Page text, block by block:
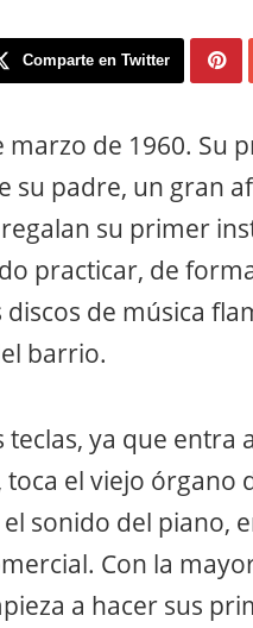
Comparte en Twitter
marzo de 1960. Su
su padre, un gran
su primer
practicar, de
de música
barrio.
ya que entra
el viejo órgano
sonido del piano,
Con la
a hacer sus